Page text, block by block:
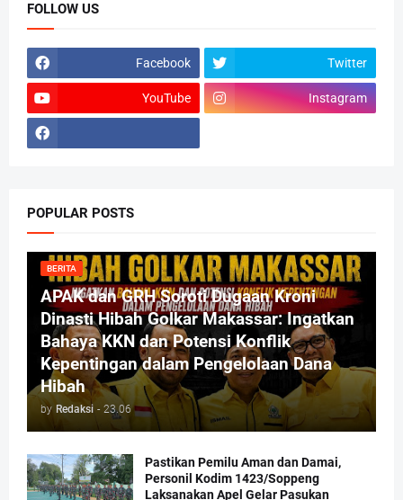
FOLLOW US
Facebook Twitter
YouTube Instagram
POPULAR POSTS
BERITA
APAK dan GRH Soroti Dugaan Kroni
Dinasti Hibah Golkar Makassar: Ingatkan
Bahaya KKN dan Potensi Konflik
Kepentingan dalam Pengelolaan Dana
Hibah
by Redaksi - 23.06
Pastikan Pemilu Aman dan Damai,
Personil Kodim 1423/Soppeng
Laksanakan Apel Gelar Pasukan